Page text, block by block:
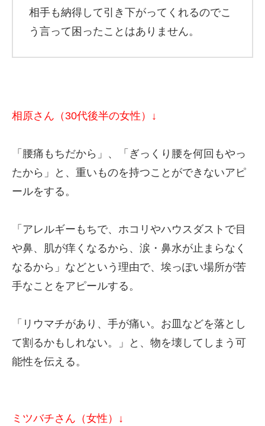
相手も納得して引き下がってくれるのでこ
う言って困ったことはありません。
相原さん（30代後半の女性）↓
「腰痛もちだから」、「ぎっくり腰を何回もやっ
たから」と、重いものを持つことができないアピ
ールをする。
「アレルギーもちで、ホコリやハウスダストで目
や鼻、肌が痒くなるから、涙・鼻水が止まらなく
なるから」などという理由で、埃っぽい場所が苦
手なことをアピールする。
「リウマチがあり、手が痛い。お皿などを落とし
て割るかもしれない。」と、物を壊してしまう可
能性を伝える。
ミツバチさん（女性）↓